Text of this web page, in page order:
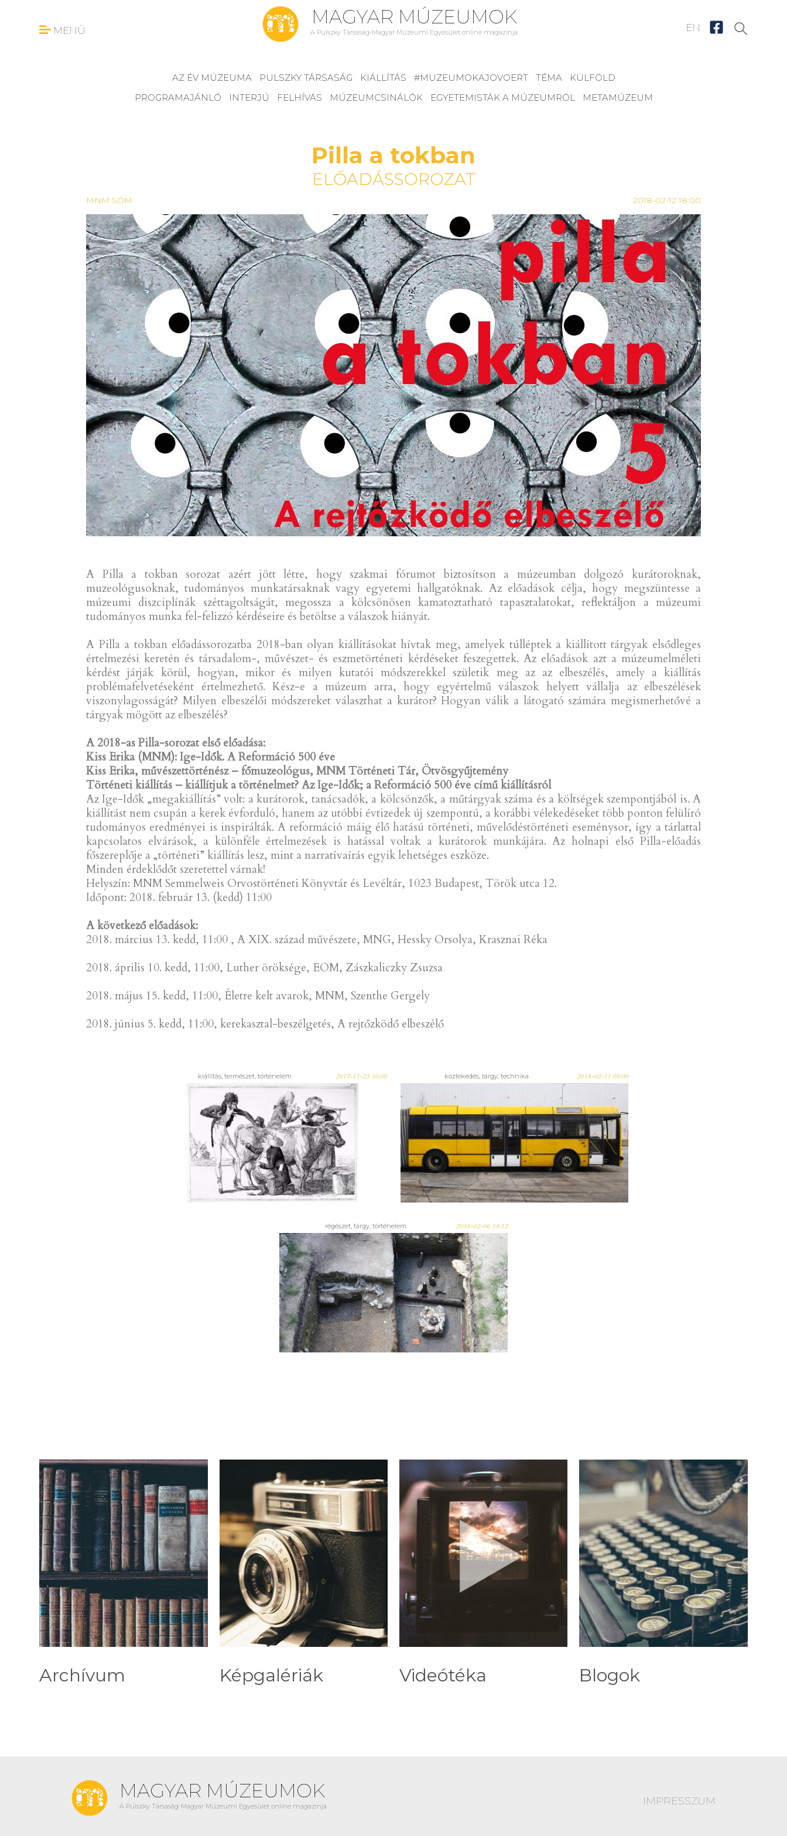
MENÜ
MAGYAR MÚZEUMOK
A Pulszky Társaság-Magyar Múzeumi Egyesület online magazinja EN
AZ ÉV MÚZEUMA PULSZKY TÁRSASÁG KIÁLLÍTÁS #MUZEUMOKAJOVOERT TÉMA
KÜLFÖLD
PROGRAMAJÁNLÓ
INTERJÚ FELHÍVÁS MÚZEUMCSINÁLÓK EGYETEMISTÁK A MÚZEUMRÓL METAMÚZEUM
Pilla a tokban
ELŐADÁSSOROZAT
MNM SOM 2018-02-12 18:00
A Pilla a tokban sorozat azért jött létre, hogy szakmai fórumot biztosítson a múzeumban dolgozó kurátoroknak,
muzeológusoknak, tudományos munkatársaknak vagy egyetemi hallgatóknak. Az előadások célja, hogy megszüntesse a
múzeumi diszciplínák széttagoltságát, megossza a kölcsönösen kamatoztatható tapasztalatokat, reflektáljon a múzeumi
tudományos munka fel-felizzó kérdéseire és betöltse a válaszok hiányát.
A Pilla a tokban előadássorozatba 2018-ban olyan kiállításokat hívtak meg, amelyek túlléptek a kiállított tárgyak elsődleges
értelmezési keretén és társadalom-, művészet- és eszmetörténeti kérdéseket feszegettek. Az előadások azt a múzeumelméleti
kérdést járják körül, hogyan, mikor és milyen kutatói módszerekkel születik meg az az elbeszélés, amely a kiállítás
problémafelvetéseként értelmezhető. Kész-e a múzeum arra, hogy egyértelmű válaszok helyett vállalja az elbeszélések
viszonylagosságát? Milyen elbeszélői módszereket választhat a kurátor? Hogyan válik a látogató számára megismerhetővé a
tárgyak mögött az elbeszélés?
A 2018-as Pilla-sorozat első előadása:
Kiss Erika (MNM): Ige-Idők. A Reformáció 500 éve
Kiss Erika, művészettörténész – főmuzeológus, MNM Történeti Tár, Ötvösgyűjtemény
Történeti kiállítás – kiállítjuk a történelmet? Az Ige-Idők; a Reformáció 500 éve című kiállításról
Az Ige-Idők „megakiállítás” volt: a kurátorok, tanácsadók, a kölcsönzők, a műtárgyak száma és a költségek szempontjából is. A
kiállítást nem csupán a kerek évforduló, hanem az utóbbi évtizedek új szempontú, a korábbi vélekedéseket több ponton felülíró
tudományos eredményei is inspirálták. A reformáció máig élő hatású történeti, művelődéstörténeti eseménysor, így a tárlattal
kapcsolatos elvárások, a különféle értelmezések is hatással voltak a kurátorok munkájára. Az holnapi első Pilla-előadás
főszereplője a „történeti” kiállítás lesz, mint a narratívaírás egyik lehetséges eszköze.
Minden érdeklődőt szeretettel várnak!
Helyszín: MNM Semmelweis Orvostörténeti Könyvtár és Levéltár, 1023 Budapest, Török utca 12.
Időpont: 2018. február 13. (kedd) 11:00
A következő előadások:
2018. március 13. kedd, 11:00 , A XIX. század művészete, MNG, Hessky Orsolya, Krasznai Réka
2018. április 10. kedd, 11:00, Luther öröksége, EOM, Zászkaliczky Zsuzsa
2018. május 15. kedd, 11:00, Életre kelt avarok, MNM, Szenthe Gergely
2018. június 5. kedd, 11:00, kerekasztal-beszélgetés, A rejtőzködő elbeszélő
kiállítás, természet, történelem 2017-11-23 10:00
Az oltásról nyit kiállítást a
Semmelweis Múzeum
közlekedés, tárgy, technika 2018-02-11 09:00
A Közlekedési Múzeum
tulajdonában a legszebb
magyar csuklós autóbusz!
régészet, tárgy, történelem 2018-02-06 14:12
Nők a diósgyőri
várban
Archívum Képgalériák Videótéka Blogok
MAGYAR MÚZEUMOK
A Pulszky Társaság-Magyar Múzeumi Egyesület online magazinja IMPRESSZUM